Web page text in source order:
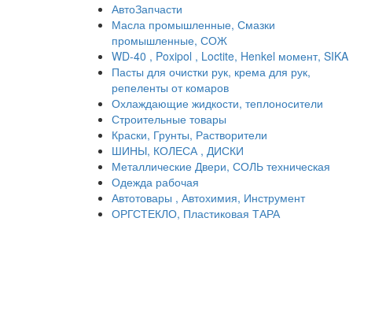
АвтоЗапчасти
Масла промышленные, Смазки
промышленные, СОЖ
WD-40 , Poxipol , Loctite, Henkel момент, SIKA
Пасты для очистки рук, крема для рук,
репеленты от комаров
Охлаждающие жидкости, теплоносители
Строительные товары
Краски, Грунты, Растворители
ШИНЫ, КОЛЕСА , ДИСКИ
Металлические Двери, СОЛЬ техническая
Одежда рабочая
Автотовары , Автохимия, Инструмент
ОРГСТЕКЛО, Пластиковая ТАРА